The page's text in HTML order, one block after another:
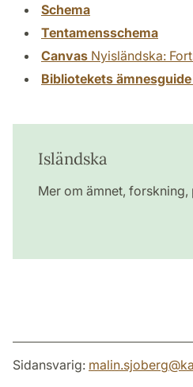
Schema
Tentamensschema
Canvas Nyisländska:
Bibliotekets ämnesguide
Isländska
Mer om ämnet, forskning,
Sidansvarig: malin.sjoberg@